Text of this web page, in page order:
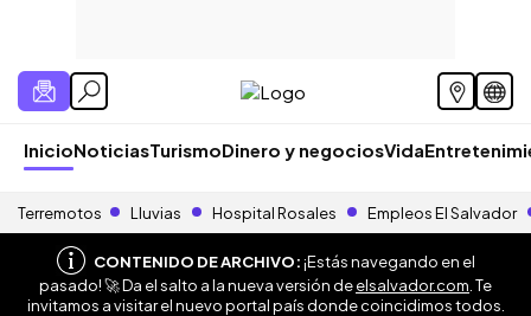
InicioNoticiasTurismoDinero y negociosVida
Terremotos Lluvias Hospital Rosales Empleos El Salvador
CONTENIDO DE ARCHIVO:¡Estás navegando en el
pasado! 🚀 Da el salto a la nueva versión deelsalvador.com . Te
invitamos a visitar el nuevo portal país donde coincidimos todos.